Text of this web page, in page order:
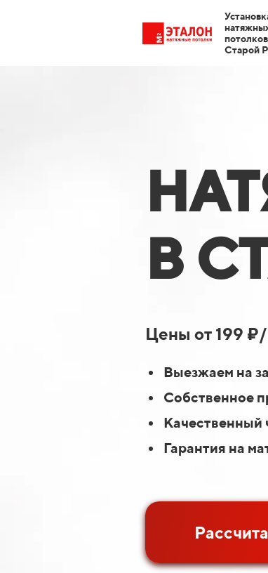
Старой
В
Цены от 199
Выезжаем на
Собственное
Качественный
Гарантия на